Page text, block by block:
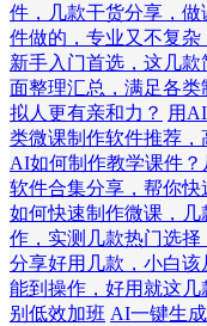
件，几款干货分享，做
件做的，专业又不复
新手入门首选，这几款
面整理汇总，满足各类
拟人更有亲和力？ 用
类微课制作软件推荐
AI如何制作教学课件
软件合集分享，帮你
如何快速制作微课，
作，实测几款热门选
分享好用几款，小白该
能到操作，好用就这几
别低效加班 AI一键生